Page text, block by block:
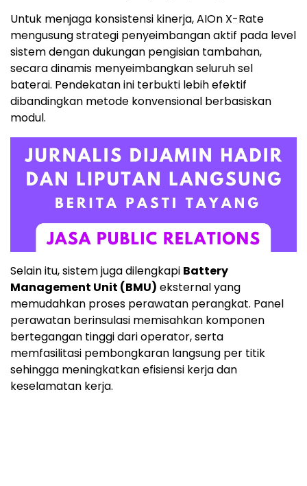
Untuk menjaga konsistensi kinerja, AIOn X-Rate
mengusung strategi penyeimbangan aktif pada level
sistem dengan dukungan pengisian tambahan,
secara dinamis menyeimbangkan seluruh sel
baterai. Pendekatan ini terbukti lebih efektif
dibandingkan metode konvensional berbasiskan
modul.
Selain itu, sistem juga dilengkapi Battery
Management Unit (BMU) eksternal yang
memudahkan proses perawatan perangkat. Panel
perawatan berinsulasi memisahkan komponen
bertegangan tinggi dari operator, serta
memfasilitasi pembongkaran langsung per titik
sehingga meningkatkan efisiensi kerja dan
keselamatan kerja.